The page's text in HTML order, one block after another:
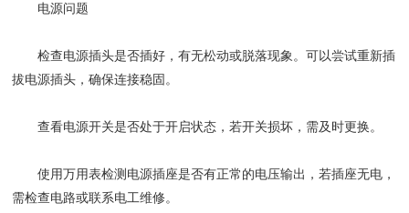
​​电源问题​​
检查电源插头是否插好，有无松动或脱落现象。可以尝试重新插
拔电源插头，确保连接稳固。
查看电源开关是否处于开启状态，若开关损坏，需及时更换。
使用万用表检测电源插座是否有正常的电压输出，若插座无电，
需检查电路或联系电工维修。